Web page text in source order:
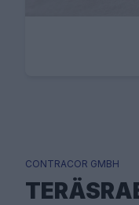
CONTRACOR GMBH